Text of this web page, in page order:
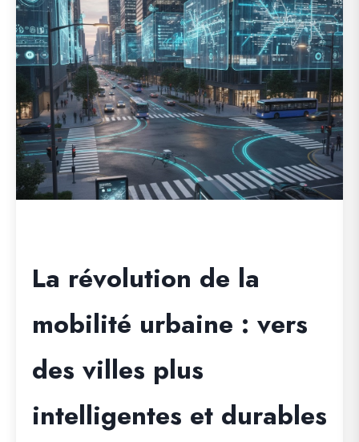
La révolution de la
mobilité urbaine : vers
des villes plus
intelligentes et durables